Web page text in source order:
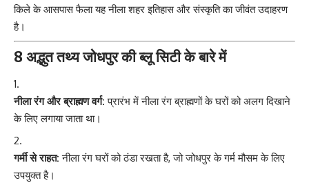
किले के आसपास फैला यह नीला शहर इतिहास और संस्कृति का जीवंत उदाहरण
है।
8 अद्भुत तथ्य जोधपुर की ब्लू सिटी के बारे में
नीला रंग और ब्राह्मण वर्ग: प्रारंभ में नीला रंग ब्राह्मणों के घरों को अलग दिखाने
के लिए लगाया जाता था।
गर्मी से राहत: नीला रंग घरों को ठंडा रखता है, जो जोधपुर के गर्म मौसम के लिए
उपयुक्त है।